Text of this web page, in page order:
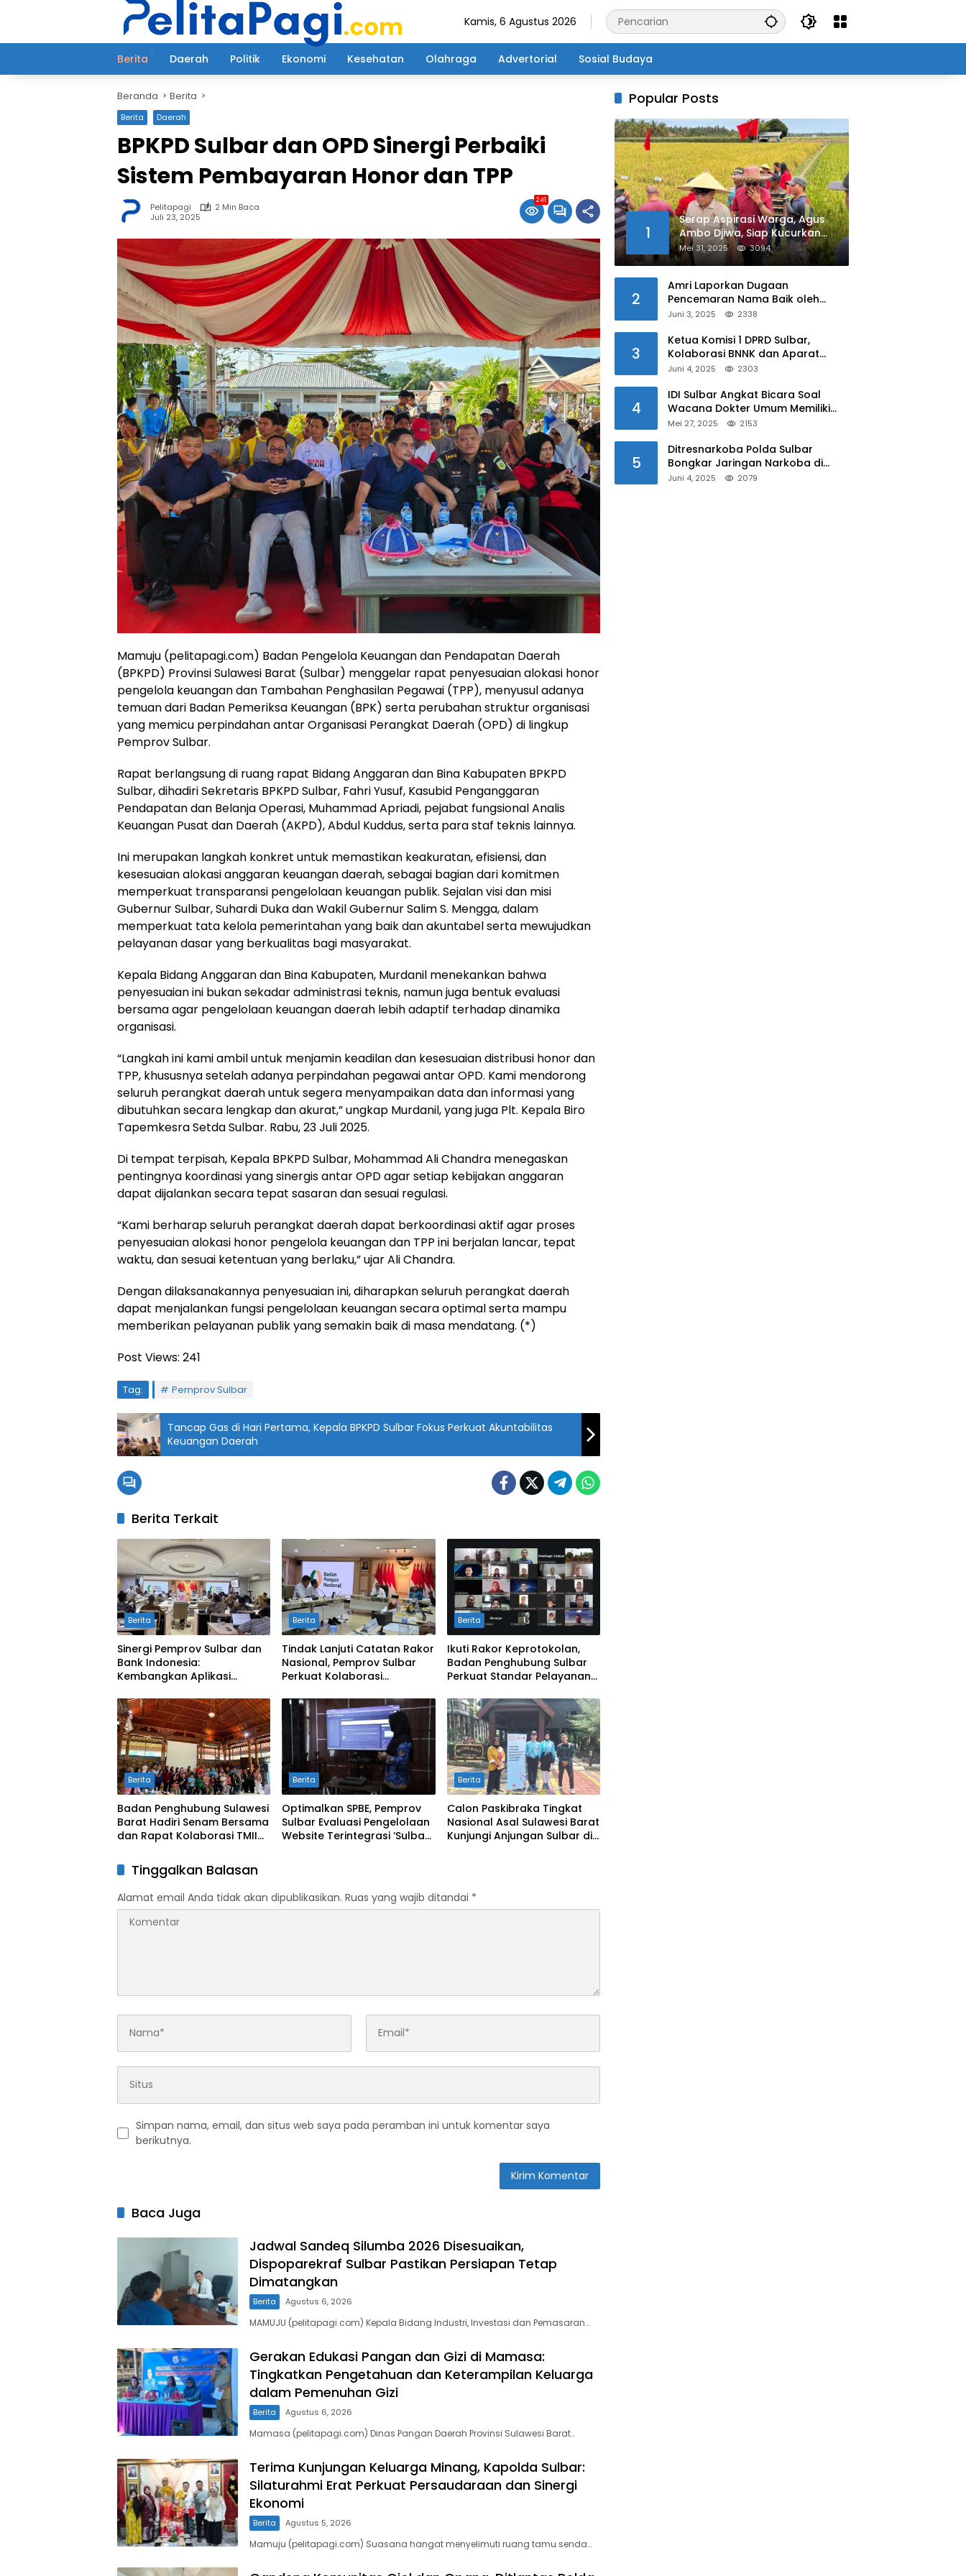
Kamis, 6 Agustus 2026
Berita Daerah Politik Ekonomi Kesehatan Olahraga Advertorial Sosial Budaya
Beranda Berita
Berita Daerah
BPKPD Sulbar dan OPD Sinergi Perbaiki
Sistem Pembayaran Honor dan TPP
Pelitapagi
2 Min Baca
Juli 23, 2025
241
Mamuju (pelitapagi.com) Badan Pengelola Keuangan dan Pendapatan Daerah
(BPKPD) Provinsi Sulawesi Barat (Sulbar) menggelar rapat penyesuaian alokasi honor
pengelola keuangan dan Tambahan Penghasilan Pegawai (TPP), menyusul adanya
temuan dari Badan Pemeriksa Keuangan (BPK) serta perubahan struktur organisasi
yang memicu perpindahan antar Organisasi Perangkat Daerah (OPD) di lingkup
Pemprov Sulbar.
Rapat berlangsung di ruang rapat Bidang Anggaran dan Bina Kabupaten BPKPD
Sulbar, dihadiri Sekretaris BPKPD Sulbar, Fahri Yusuf, Kasubid Penganggaran
Pendapatan dan Belanja Operasi, Muhammad Apriadi, pejabat fungsional Analis
Keuangan Pusat dan Daerah (AKPD), Abdul Kuddus, serta para staf teknis lainnya.
Ini merupakan langkah konkret untuk memastikan keakuratan, efisiensi, dan
kesesuaian alokasi anggaran keuangan daerah, sebagai bagian dari komitmen
memperkuat transparansi pengelolaan keuangan publik. Sejalan visi dan misi
Gubernur Sulbar, Suhardi Duka dan Wakil Gubernur Salim S. Mengga, dalam
memperkuat tata kelola pemerintahan yang baik dan akuntabel serta mewujudkan
pelayanan dasar yang berkualitas bagi masyarakat.
Kepala Bidang Anggaran dan Bina Kabupaten, Murdanil menekankan bahwa
penyesuaian ini bukan sekadar administrasi teknis, namun juga bentuk evaluasi
bersama agar pengelolaan keuangan daerah lebih adaptif terhadap dinamika
organisasi.
“Langkah ini kami ambil untuk menjamin keadilan dan kesesuaian distribusi honor dan
TPP, khususnya setelah adanya perpindahan pegawai antar OPD. Kami mendorong
seluruh perangkat daerah untuk segera menyampaikan data dan informasi yang
dibutuhkan secara lengkap dan akurat,” ungkap Murdanil, yang juga Plt. Kepala Biro
Tapemkesra Setda Sulbar. Rabu, 23 Juli 2025.
Di tempat terpisah, Kepala BPKPD Sulbar, Mohammad Ali Chandra menegaskan
pentingnya koordinasi yang sinergis antar OPD agar setiap kebijakan anggaran
dapat dijalankan secara tepat sasaran dan sesuai regulasi.
“Kami berharap seluruh perangkat daerah dapat berkoordinasi aktif agar proses
penyesuaian alokasi honor pengelola keuangan dan TPP ini berjalan lancar, tepat
waktu, dan sesuai ketentuan yang berlaku,” ujar Ali Chandra.
Dengan dilaksanakannya penyesuaian ini, diharapkan seluruh perangkat daerah
dapat menjalankan fungsi pengelolaan keuangan secara optimal serta mampu
memberikan pelayanan publik yang semakin baik di masa mendatang. (*)
Post Views: 241
Tag: Pemprov Sulbar
Tancap Gas di Hari Pertama, Kepala BPKPD Sulbar Fokus Perkuat Akuntabilitas
Keuangan Daerah
Berita Terkait
Berita
Sinergi Pemprov Sulbar dan
Bank Indonesia:
Kembangkan Aplikasi
Harga Pangan
Berita
Tindak Lanjuti Catatan Rakor
Nasional, Pemprov Sulbar
Perkuat Kolaborasi
BSPS
Berita
Ikuti Rakor Keprotokolan,
Badan Penghubung Sulbar
Perkuat Standar Pelayanan
Berita
Badan Penghubung Sulawesi
Barat Hadiri Senam Bersama
dan Rapat Kolaborasi TMII
Berita
Optimalkan SPBE, Pemprov
Sulbar Evaluasi Pengelolaan
Website Terintegrasi ‘Sulbar
Berita
Calon Paskibraka Tingkat
Nasional Asal Sulawesi Barat
Kunjungi Anjungan Sulbar di
Tinggalkan Balasan
Alamat email Anda tidak akan dipublikasikan. Ruas yang wajib ditandai *
Simpan nama, email, dan situs web saya pada peramban ini untuk komentar saya
berikutnya.
Baca Juga
Jadwal Sandeq Silumba 2026 Disesuaikan,
Dispoparekraf Sulbar Pastikan Persiapan Tetap
Dimatangkan
Berita Agustus 6, 2026
MAMUJU (pelitapagi.com) Kepala Bidang Industri, Investasi dan Pemasaran…
Gerakan Edukasi Pangan dan Gizi di Mamasa:
Tingkatkan Pengetahuan dan Keterampilan Keluarga
dalam Pemenuhan Gizi
Berita Agustus 6, 2026
Mamasa (pelitapagi.com) Dinas Pangan Daerah Provinsi Sulawesi Barat…
Terima Kunjungan Keluarga Minang, Kapolda Sulbar:
Silaturahmi Erat Perkuat Persaudaraan dan Sinergi
Ekonomi
Berita Agustus 5, 2026
Mamuju (pelitapagi.com) Suasana hangat menyelimuti ruang tamu senda…
Popular Posts
1
Serap Aspirasi Warga, Agus
Ambo Djiwa, Siap Kucurkan
Bantuan Pertanian di Kalukku
Mei 31, 2025 3094
2
Amri Laporkan Dugaan
Pencemaran Nama Baik oleh
Oknum Polisi ke Propam Polda
Juni 3, 2025 2338
3
Ketua Komisi 1 DPRD Sulbar,
Kolaborasi BNNK dan Aparat
Kepolisian Tekan Penyalahgunaan
Juni 4, 2025 2303
4
IDI Sulbar Angkat Bicara Soal
Wacana Dokter Umum Memiliki
Kewenangan Operasi Caesar
Mei 27, 2025 2153
5
Ditresnarkoba Polda Sulbar
Bongkar Jaringan Narkoba di
Mamuju, Dua Pria Ditangkap! Jejak
Juni 4, 2025 2079